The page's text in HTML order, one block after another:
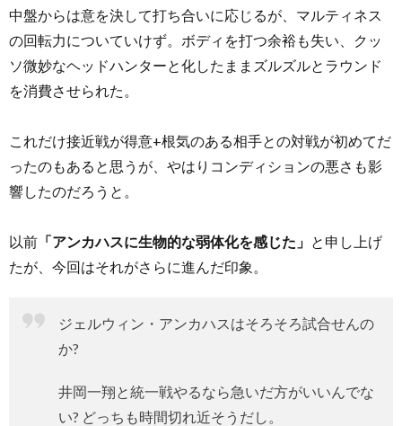
中盤からは意を決して打ち合いに応じるが、マルティネス
の回転力についていけず。ボディを打つ余裕も失い、クッ
ソ微妙なヘッドハンターと化したままズルズルとラウンド
を消費させられた。
これだけ接近戦が得意+根気のある相手との対戦が初めてだ
ったのもあると思うが、やはりコンディションの悪さも影
響したのだろうと。
以前 「アンカハスに生物的な弱体化を感じた」 と申し上げ
たが、今回はそれがさらに進んだ印象。
ジェルウィン・アンカハスはそろそろ試合せんの
か?
井岡一翔と統一戦やるなら急いだ方がいいんでな
い? どっちも時間切れ近そうだし。